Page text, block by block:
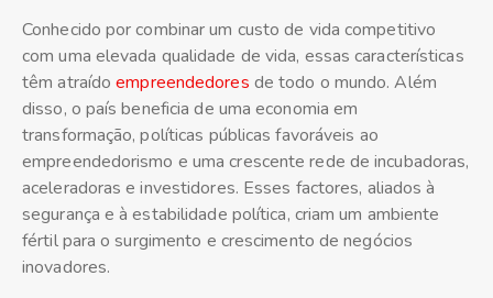
Conhecido por combinar um custo de vida competitivo
com uma elevada qualidade de vida, essas características
têm atraídoempreendedores de todo o mundo. Além
disso, o país beneficia de uma economia em
transformação, políticas públicas favoráveis ao
empreendedorismo e uma crescente rede de incubadoras,
aceleradoras e investidores. Esses factores, aliados à
segurança e à estabilidade política, criam um ambiente
fértil para o surgimento e crescimento de negócios
inovadores.